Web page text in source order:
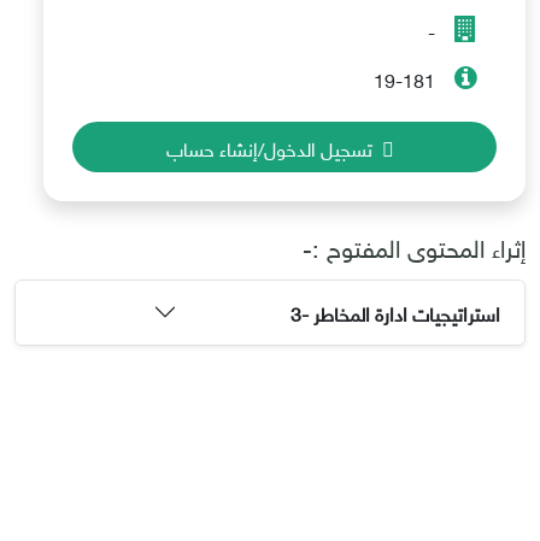
-
19-181
تسجيل الدخول/إنشاء حساب
إثراء المحتوى المفتوح :-
استراتيجيات ادارة المخاطر -3